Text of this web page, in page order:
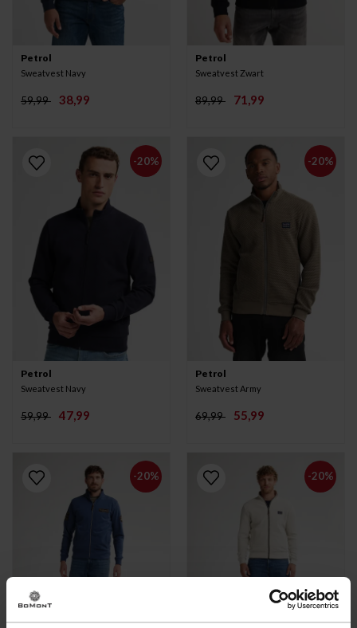
Petrol
Sweatvest Navy
59,99 38,99
Petrol
Sweatvest Zwart
89,99 71,99
-20%
Petrol
Sweatvest Navy
59,99 47,99
-20%
Petrol
Sweatvest Army
69,99 55,99
-20% -20%